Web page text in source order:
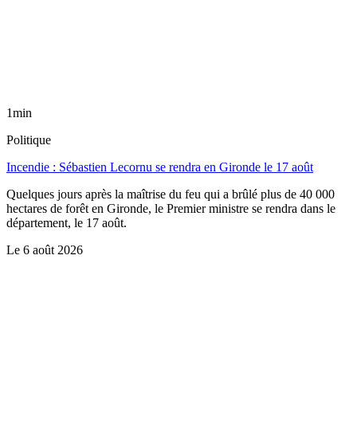
1min
Politique
Incendie : Sébastien Lecornu se rendra en Gironde le 17 août
Quelques jours après la maîtrise du feu qui a brûlé plus de 40 000
hectares de forêt en Gironde, le Premier ministre se rendra dans le
département, le 17 août.
Le 6 août 2026